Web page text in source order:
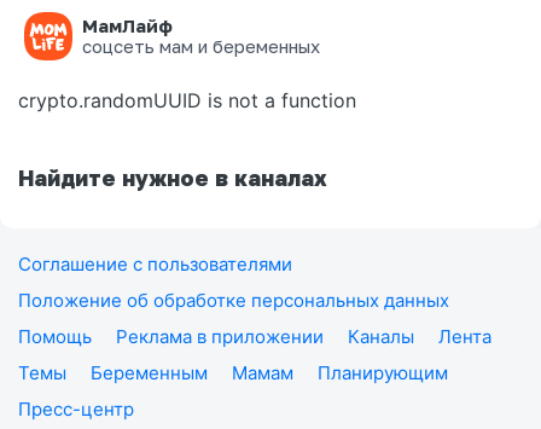
МамЛайф
соцсеть мам и беременных
Ошибка на странице
crypto.randomUUID is not a function
Найдите нужное в каналах
Соглашение с пользователями
Положение об обработке персональных данных
Помощь
Реклама в приложении Каналы
Лента
Темы
Беременным Мамам
Планирующим
Пресс-центр